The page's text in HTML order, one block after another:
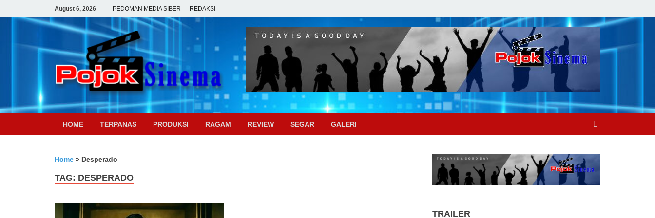
August 6, 2026 PEDOMAN MEDIA SIBER REDAKSI
Pojok Sinema
HOME TERPANAS PRODUKSI RAGAM REVIEW SEGAR GALERI
Home » Desperado
TAG: DESPERADO
TRAILER